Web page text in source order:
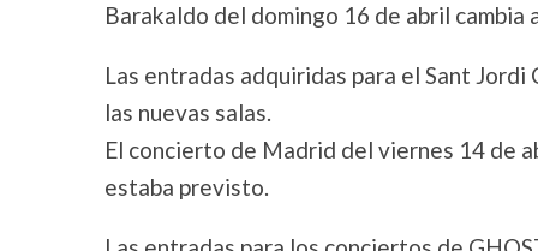
Barakaldo del domingo 16 de abril cambia
Las entradas adquiridas para el Sant
las nuevas salas.
El concierto de Madrid del viernes 14 de
estaba previsto.